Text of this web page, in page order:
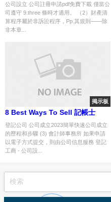
公司設立 公司註冊申請pdf免費下載 僅當公
司遵守 9.three 條時才適用。 （2）財產清
算程序屬於非訴訟程序，Pp.其規則——除
非本章...
掲示板
8 Best Ways To Sell 記帳士
登記公司 公司成立2023簡單快速公司成立
的歷程和步驟 (3) 會計師事務所 如果申請
以電子方式提交，則由公司信息服務 登記
工商 - 公司設...